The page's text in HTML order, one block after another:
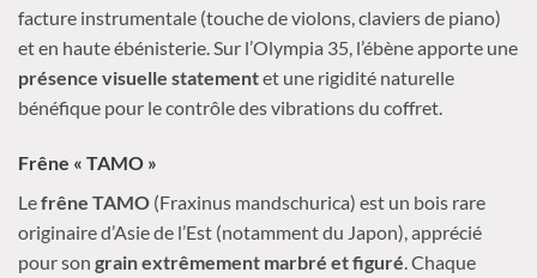
facture instrumentale (touche de violons, claviers de piano)
et en haute ébénisterie. Sur l’Olympia 35, l’ébène apporte une
présence visuelle statementet une rigidité naturelle
bénéfique pour le contrôle des vibrations du coffret.
Frêne « TAMO »
Lefrêne TAMO (Fraxinus mandschurica) est un bois rare
originaire d’Asie de l’Est (notamment du Japon), apprécié
pour son grain extrêmement marbré et figuré . Chaque